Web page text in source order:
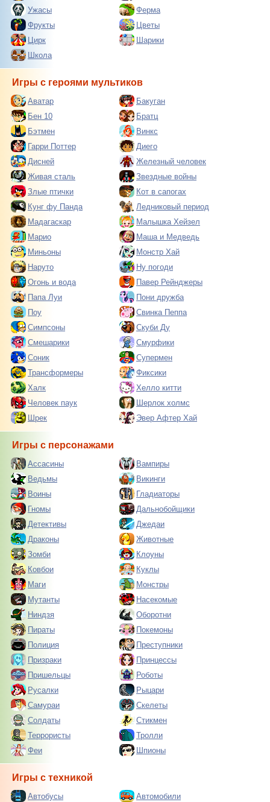
Ужасы
Ферма
Фрукты
Цветы
Цирк
Шарики
Школа
Игры с героями мультиков
Аватар
Бакуган
Бен 10
Братц
Бэтмен
Винкс
Гарри Поттер
Диего
Дисней
Железный человек
Живая сталь
Звездные войны
Злые птички
Кот в сапогах
Кунг фу Панда
Ледниковый период
Мадагаскар
Малышка Хейзел
Марио
Маша и Медведь
Миньоны
Монстр Хай
Наруто
Ну погоди
Огонь и вода
Павер Рейнджеры
Папа Луи
Пони дружба
Поу
Свинка Пеппа
Симпсоны
Скуби Ду
Смешарики
Смурфики
Соник
Супермен
Трансформеры
Фиксики
Халк
Хелло китти
Человек паук
Шерлок холмс
Шрек
Эвер Афтер Хай
Игры с персонажами
Ассасины
Вампиры
Ведьмы
Викинги
Воины
Гладиаторы
Гномы
Дальнобойщики
Детективы
Джедаи
Драконы
Животные
Зомби
Клоуны
Ковбои
Куклы
Маги
Монстры
Мутанты
Насекомые
Ниндзя
Оборотни
Пираты
Покемоны
Полиция
Преступники
Призраки
Принцессы
Пришельцы
Роботы
Русалки
Рыцари
Самураи
Скелеты
Солдаты
Стикмен
Террористы
Тролли
Феи
Шпионы
Игры с техникой
Автобусы Автомобили